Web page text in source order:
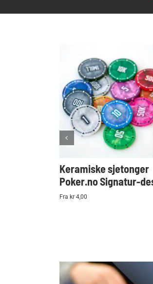
KJØP
Detaljer
Keramiske sjetonger
Poker.no Signatur-
Fra kr 4,00